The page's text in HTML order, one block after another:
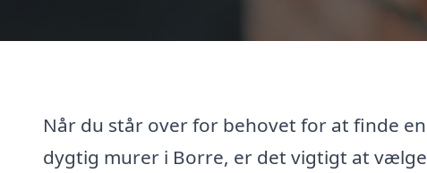
Når du står over for behovet for at finde en
dygtig murer i Borre, er det vigtigt at vælge